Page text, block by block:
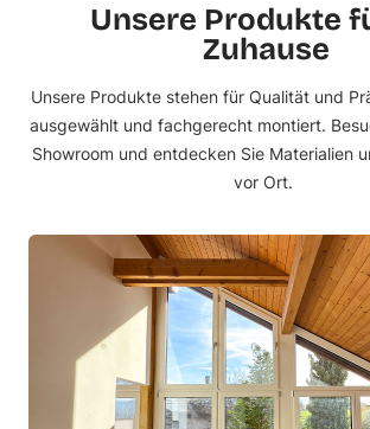
Unsere Produkte
Zuhause
Unsere Produkte stehen für Qualität und
ausgewählt und fachgerecht montiert.
Showroom und entdecken Sie Materialien
vor Ort.